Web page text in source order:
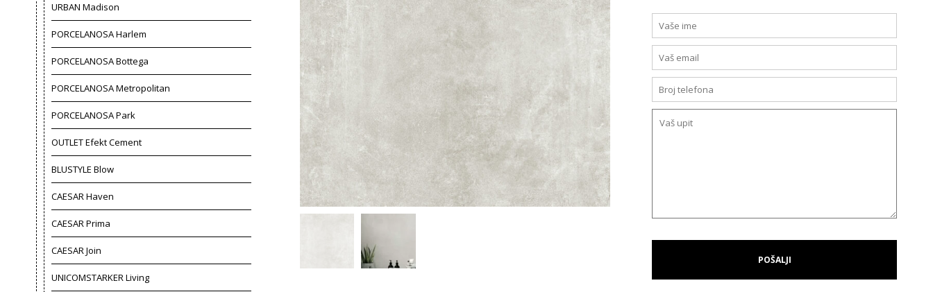
URBAN Madison
PORCELANOSA Harlem
PORCELANOSA Bottega
PORCELANOSA Metropolitan
PORCELANOSA Park
OUTLET Efekt Cement
BLUSTYLE Blow
CAESAR Haven
CAESAR Prima
CAESAR Join
UNICOMSTARKER Living